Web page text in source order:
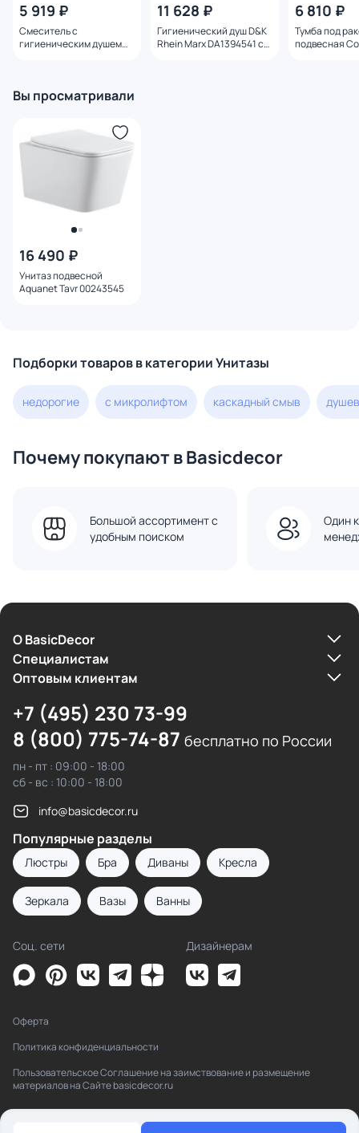
5 919 ₽
Смеситель с
гигиеническим душем
11 628 ₽
Гигиенический душ D&K
Rhein Marx DA1394541 с
6 810 ₽
Тумба под
подвесная
Вы просматривали
16 490 ₽
Унитаз подвесной
Aquanet Tavr 00243545
Подборки товаров в категории Унитазы
недорогие с микролифтом каскадный смыв
Почему покупают в Basicdecor
Большой ассортимент с
удобным поиском
Один
О BasicDecor
Cпециалистам
Оптовым клиентам
+7 (495) 230 73-99
8 (800) 775-74-87 бесплатно по России
пн - пт : 09:00 - 18:00
сб - вс : 10:00 - 18:00
info@basicdecor.ru
Популярные разделы
Люстры Бра Диваны Кресла
Зеркала Вазы Ванны
Соц. сети Дизайнерам
Оферта
Политика конфиденциальности
Пользовательское Соглашение на заимствование и размещение
материалов на Сайте basicdecor.ru